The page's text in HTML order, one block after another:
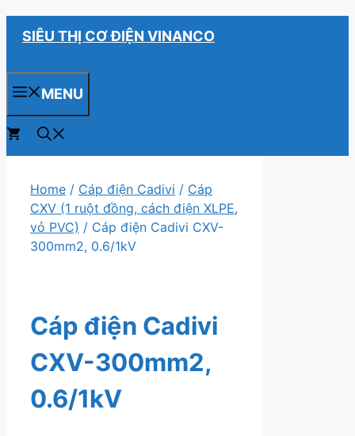
Chuyển
đếnSIÊU THỊ CƠ ĐIỆN VINANCO
MENU
Home / Cáp điện Cadivi / Cáp
CXV (1 ruột đồng, cách điện XLPE,
vỏ PVC) / Cáp điện Cadivi CXV-
300mm2, 0.6/1kV
Cáp điện Cadivi
CXV-300mm2,
0.6/1kV